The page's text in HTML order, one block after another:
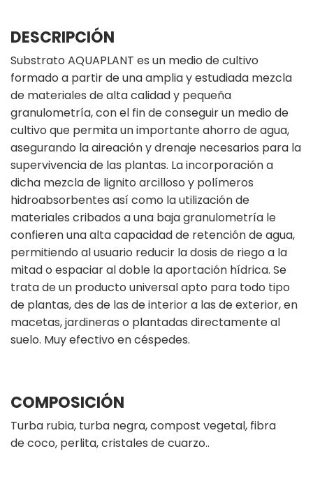
DESCRIPCIÓN
Substrato AQUAPLANT es un medio de cultivo
formado a partir de una amplia y estudiada mezcla
de materiales de alta calidad y pequeña
granulometría, con el fin de conseguir un medio de
cultivo que permita un importante ahorro de agua,
asegurando la aireación y drenaje necesarios para la
supervivencia de las plantas. La incorporación a
dicha mezcla de lignito arcilloso y polímeros
hidroabsorbentes así como la utilización de
materiales cribados a una baja granulometría le
confieren una alta capacidad de retención de agua,
permitiendo al usuario reducir la dosis de riego a la
mitad o espaciar al doble la aportación hídrica. Se
trata de un producto universal apto para todo tipo
de plantas, des de las de interior a las de exterior, en
macetas, jardineras o plantadas directamente al
suelo. Muy efectivo en céspedes.
COMPOSICIÓN
Turba rubia, turba negra, compost vegetal, fibra
de coco, perlita, cristales de cuarzo..